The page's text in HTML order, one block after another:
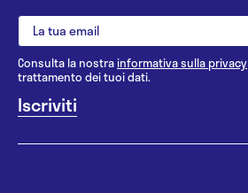
Consulta la nostrainformativa sulla privacy
trattamento dei tuoi dati.